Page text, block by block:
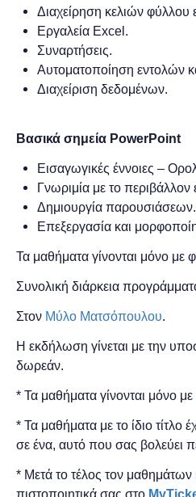
Διαχείρηση κελιών φύλλου
Εργαλεία Excel.
Συναρτήσεις.
Αυτοματοποίηση εντολών
Διαχείριση δεδομένων.
Βασικά σημεία PowerPoint
Εισαγωγικές έννοιες –
Γνωριμία με το περιβάλλον
Δημιουργία παρουσιάσεων.
Επεξεργασία και
Τα μαθήματα γίνονται μόνο με
Συνολική διάρκεια
Στον Μύλο Ματσόπουλου.
Η εκδήλωση γίνεται με την
δωρεάν.
* Τα μαθήματα γίνονται μόνο
* Τα μαθήματα με το ίδιο τίτλο
σε ένα, αυτό που σας βολεύει
* Μετά το τέλος τον μαθημάτων
πιστοποιητικά ​σας στο